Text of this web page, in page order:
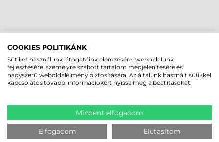
COOKIES POLITIKÁNK
Sütiket használunk látogatóink elemzésére, weboldalunk
fejlesztésére, személyre szabott tartalom megjelenítésére és
nagyszerű weboldalélmény biztosítására. Az általunk használt sütikkel
kapcsolatos további információkért nyissa meg a beállításokat.
Mindent elfogadom
Elfogadom Elutasítom